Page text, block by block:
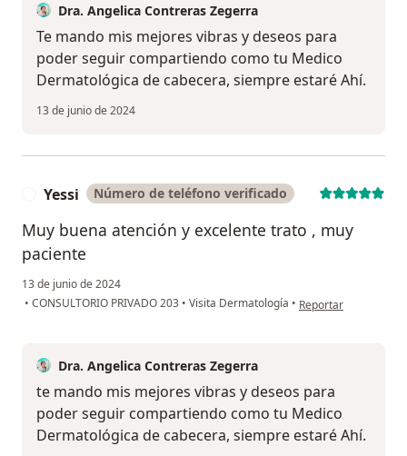
Dra. Angelica Contreras Zegerra
Te mando mis mejores vibras y deseos para
poder seguir compartiendo como tu Medico
Dermatológica de cabecera, siempre estaré Ahí.
13 de junio de 2024
Yessi Número de teléfono verificado
Muy buena atención y excelente trato , muy
paciente
13 de junio de 2024
• CONSULTORIO PRIVADO 203 • Visita Dermatología • en opinión del
Reportar
Dra. Angelica Contreras Zegerra
te mando mis mejores vibras y deseos para
poder seguir compartiendo como tu Medico
Dermatológica de cabecera, siempre estaré Ahí.